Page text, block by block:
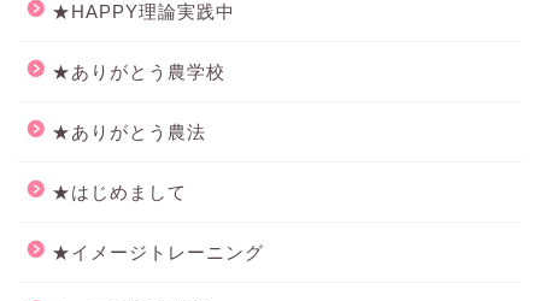
★HAPPY理論実践中
★ありがとう農学校
★ありがとう農法
★はじめまして
★イメージトレーニング